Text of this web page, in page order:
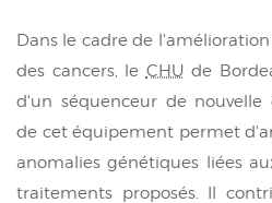
Dans le cadre de
des cancers, le CHU de
d'un séquenceur de nouvelle
de cet équipement permet
anomalies génétiques liées
traitements proposés. Il